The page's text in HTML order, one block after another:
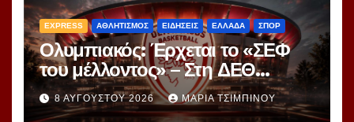
EXPRESS ΑΘΛΗΤΙΣΜΟΣ ΕΙΔΗΣΕΙΣ ΕΛΛΑΔΑ ΣΠΟΡ
Ολυμπιακός: Έρχεται το «ΣΕΦ
του μέλλοντος» – Στη ΔΕΘ
αποκαλύπτεται το μεγάλο
project 40ετίας
8 ΑΥΓΟΎΣΤΟΥ 2026 ΜΑΡΊΑ ΤΣΙΜΠΙΝΟΎ